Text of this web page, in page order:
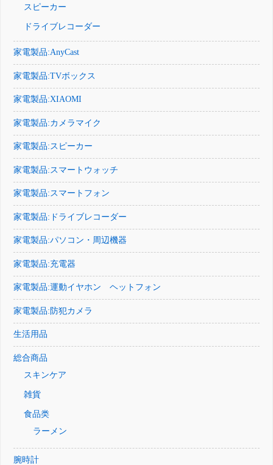
スピーカー
ドライブレコーダー
家電製品:AnyCast
家電製品:TVボックス
家電製品:XIAOMI
家電製品:カメラマイク
家電製品:スピーカー
家電製品:スマートウォッチ
家電製品:スマートフォン
家電製品:ドライブレコーダー
家電製品:パソコン・周辺機器
家電製品:充電器
家電製品:運動イヤホン ヘットフォン
家電製品:防犯カメラ
生活用品
総合商品
スキンケア
雑貨
食品类
ラーメン
腕時計